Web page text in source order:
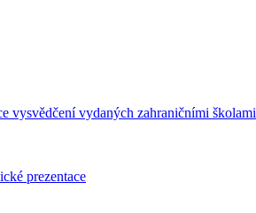
vysvědčení vydaných zahraničními školami
prezentace